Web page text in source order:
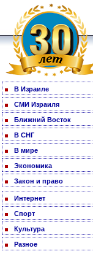
В Израиле
СМИ Израиля
Ближний Восток
В СНГ
В мире
Экономика
Закон и право
Интернет
Спорт
Культура
Разное